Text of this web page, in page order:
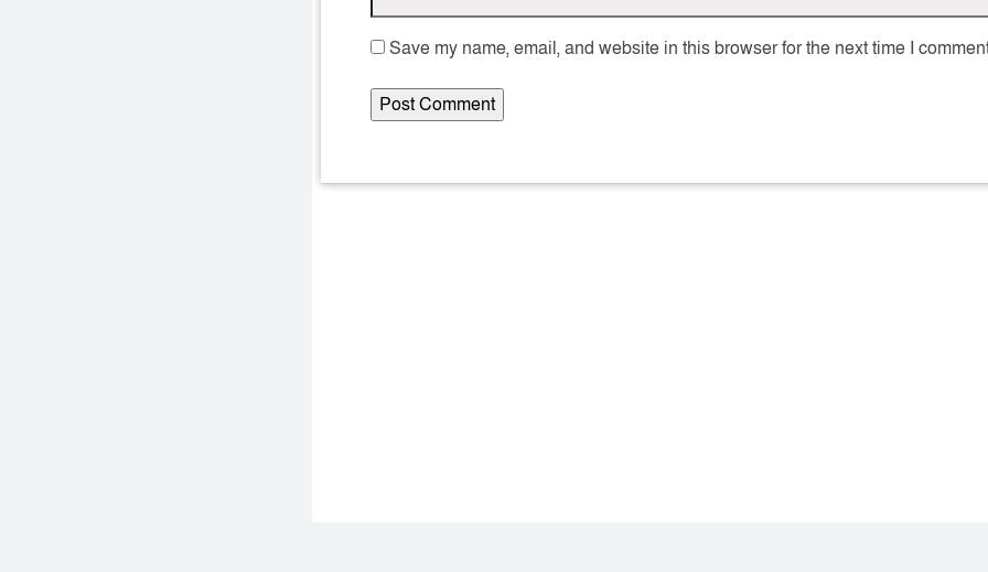
Save my name, email, and website in this browser for the next time I